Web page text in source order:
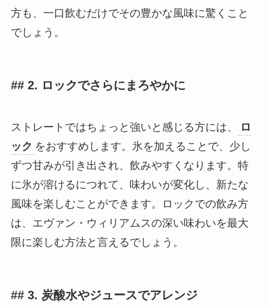
方も、一口飲むだけでその豊かな風味に驚くこと
でしょう。
## 2. ロックでさらにまろやかに
ストレートではちょっと強いと感じる方には、
ロ
ック をおすすめします。氷を加えることで、少し
ずつ甘みが引き出され、飲みやすくなります。特
に氷が溶けるにつれて、味わいが変化し、新たな
風味を楽しむことができます。ロックでの飲み方
は、エヴァン・ウィリアムスの深い味わいを最大
限に楽しむ方法と言えるでしょう。
## 3. 炭酸水やジュースでアレンジ